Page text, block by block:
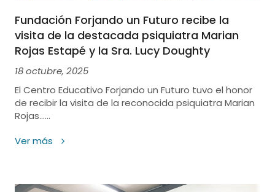
Fundación Forjando un Futuro recibe la
visita de la destacada psiquiatra Marian
Rojas Estapé y la Sra. Lucy Doughty
18 octubre, 2025
El Centro Educativo Forjando un Futuro tuvo el honor
de recibir la visita de la reconocida psiquiatra Marian
Rojas......
Ver más